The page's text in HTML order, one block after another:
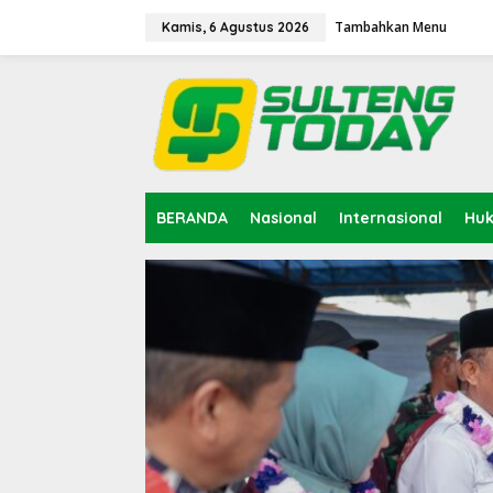
Kamis, 6 Agustus 2026 Tambahkan Menu
BERANDA Nasional Internasional